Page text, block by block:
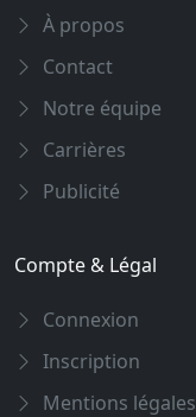
À propos
Contact
Notre équipe
Carrières
Publicité
Compte & Légal
Connexion
Inscription
Mentions légales